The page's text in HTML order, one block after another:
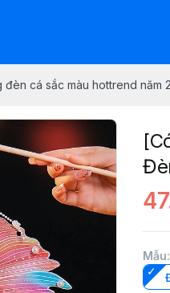
đèn cá sắc màu hottrend
Mẫu: